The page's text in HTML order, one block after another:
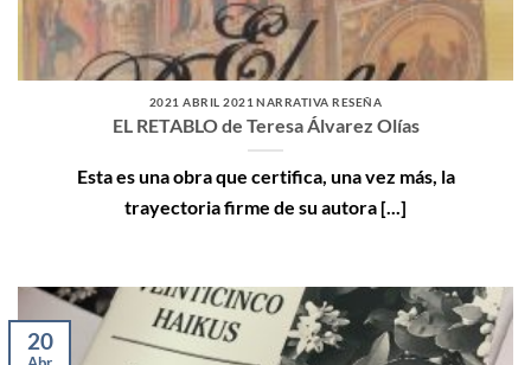
2021 ABRIL 2021 NARRATIVA RESEÑA
EL RETABLO de Teresa Álvarez Olías
Esta es una obra que certifica, una vez más, la
trayectoria firme de su autora [...]
20